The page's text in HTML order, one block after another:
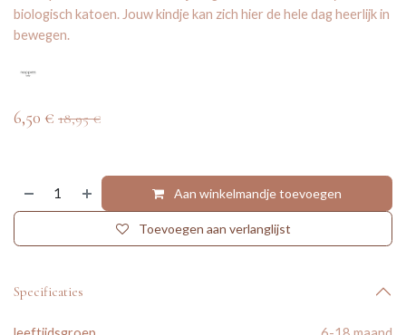
biologisch katoen. Jouw kindje kan zich hier de hele dag heerlijk in
bewegen.
6,50 € 18,95€
Aan winkelmandje toevoegen
Toevoegen aan verlanglijst
Specificaties